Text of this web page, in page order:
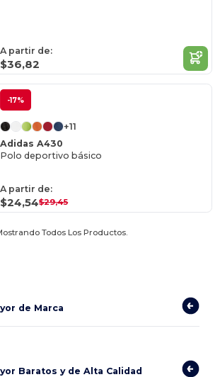
A partir de:
$36,82
-17%
+11
Adidas A430
Polo deportivo básico
A partir de:
$24,54$29,45
Todos Los Productos.
de Marca
Baratos y de Alta Calidad